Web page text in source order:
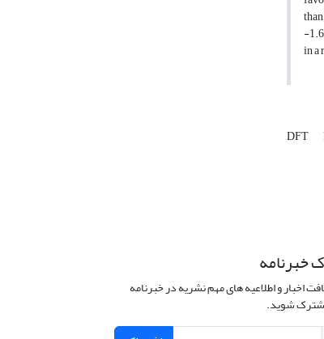
-
in a
DFT
خبرنامه
اخبار و اطلاعیه های مهم نشریه در خبرنامه
شوید.